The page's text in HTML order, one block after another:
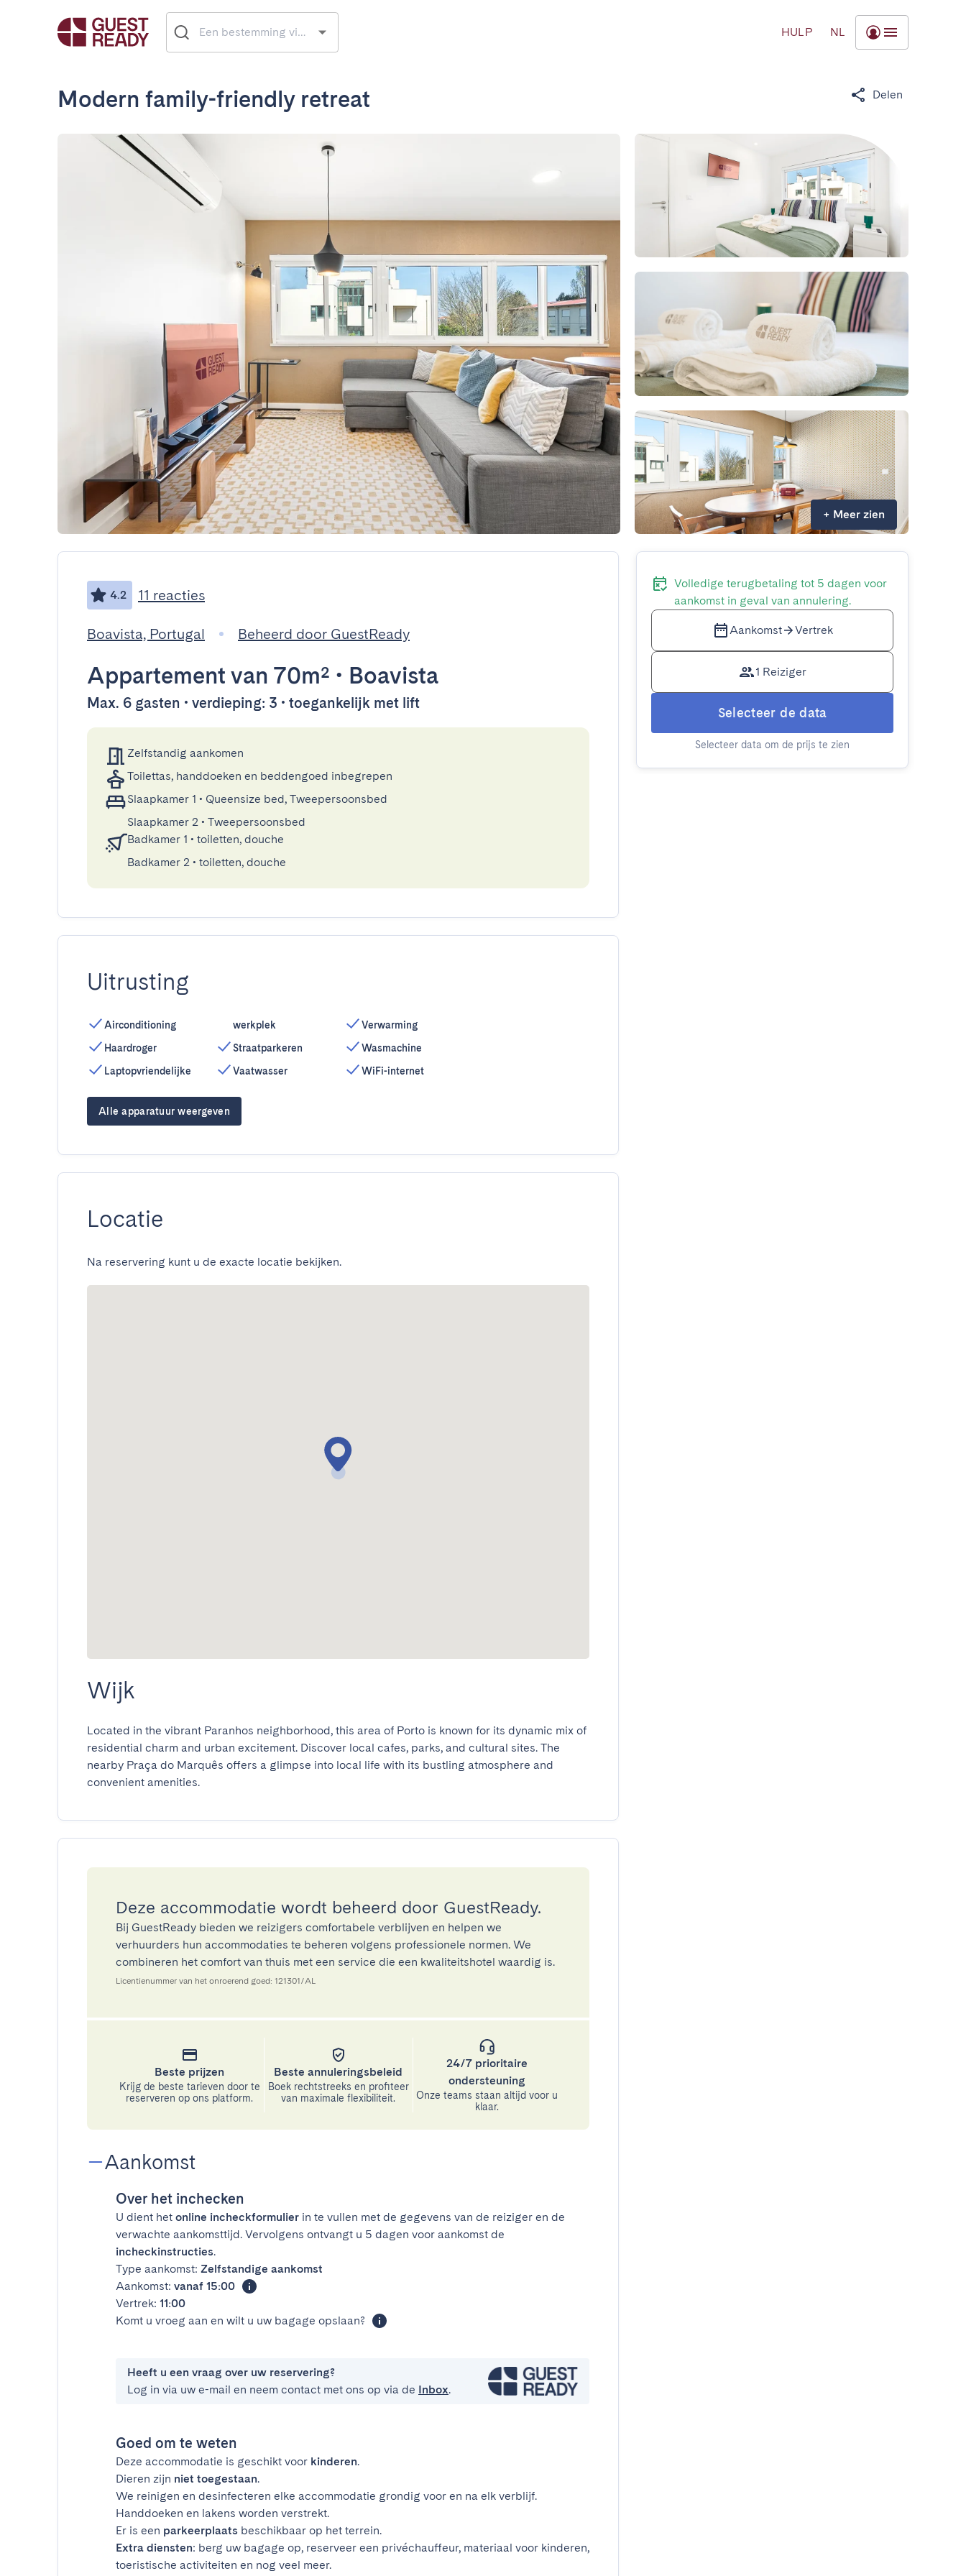
HULP NL
Modern family-friendly retreat Delen
+ Meer zien
4.2 11 reacties
Boavista, Portugal Beheerd door GuestReady
Appartement van 70m² • Boavista
Max. 6 gasten • verdieping: 3 • toegankelijk met lift
Zelfstandig aankomen
Toilettas, handdoeken en beddengoed inbegrepen
Slaapkamer 1 • Queensize bed, Tweepersoonsbed
Slaapkamer 2 • Tweepersoonsbed
Badkamer 1 • toiletten, douche
Badkamer 2 • toiletten, douche
Uitrusting
Airconditioning
Haardroger
Laptopvriendelijke
werkplek
Straatparkeren
Vaatwasser
Verwarming
Wasmachine
WiFi-internet
Alle apparatuur weergeven
Locatie
Na reservering kunt u de exacte locatie bekijken.
Wijk
Located in the vibrant Paranhos neighborhood, this area of Porto is known for its dynamic mix of
residential charm and urban excitement. Discover local cafes, parks, and cultural sites. The
nearby Praça do Marquês offers a glimpse into local life with its bustling atmosphere and
convenient amenities.
Deze accommodatie wordt beheerd door GuestReady.
Bij GuestReady bieden we reizigers comfortabele verblijven en helpen we
verhuurders hun accommodaties te beheren volgens professionele normen. We
combineren het comfort van thuis met een service die een kwaliteitshotel waardig is.
Licentienummer van het onroerend goed: 121301/AL
Beste prijzen
Krijg de beste tarieven door te
reserveren op ons platform.
Beste annuleringsbeleid
Boek rechtstreeks en profiteer
van maximale flexibiliteit.
24/7 prioritaire
ondersteuning
Onze teams staan altijd voor u
klaar.
Aankomst
Over het inchecken
U dient het online incheckformulier in te vullen met de gegevens van de reiziger en de
verwachte aankomsttijd. Vervolgens ontvangt u 5 dagen voor aankomst de
incheckinstructies.
Type aankomst: Zelfstandige aankomst
Aankomst: vanaf 15:00
Vertrek: 11:00
Komt u vroeg aan en wilt u uw bagage opslaan?
Heeft u een vraag over uw reservering?
Log in via uw e-mail en neem contact met ons op via de Inbox.
Goed om te weten
Deze accommodatie is geschikt voor kinderen.
Dieren zijn niet toegestaan.
We reinigen en desinfecteren elke accommodatie grondig voor en na elk verblijf.
Handdoeken en lakens worden verstrekt.
Er is een parkeerplaats beschikbaar op het terrein.
Extra diensten: berg uw bagage op, reserveer een privéchauffeur, materiaal voor kinderen,
toeristische activiteiten en nog veel meer.
Volledige terugbetaling tot 5 dagen voor
aankomst in geval van annulering.
Aankomst Vertrek
1 Reiziger
Selecteer de data
Selecteer data om de prijs te zien